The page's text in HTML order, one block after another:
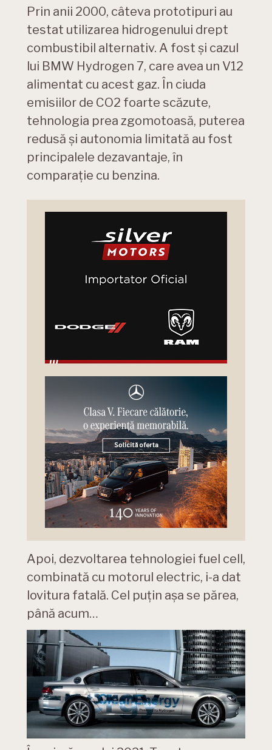
Prin anii 2000, câteva prototipuri au
testat utilizarea hidrogenului drept
combustibil alternativ. A fost și cazul
lui BMW Hydrogen 7, care avea un V12
alimentat cu acest gaz. În ciuda
emisiilor de CO2 foarte scăzute,
tehnologia prea zgomotoasă, puterea
redusă și autonomia limitată au fost
principalele dezavantaje, în
comparație cu benzina.
Apoi, dezvoltarea tehnologiei fuel cell,
combinată cu motorul electric, i-a dat
lovitura fatală. Cel puțin așa se părea,
până acum…